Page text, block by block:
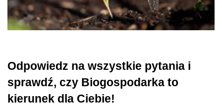
Odpowiedz na wszystkie pytania i
sprawdź, czy Biogospodarka to
kierunek dla Ciebie!